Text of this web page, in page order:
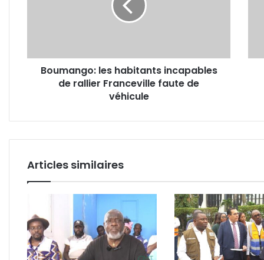
de
véhicule
Boumango: les habitants incapables
de rallier Franceville faute de
véhicule
les
Articles similaires